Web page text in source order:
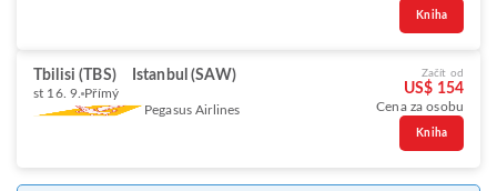
Kniha
Tbilisi (TBS) Istanbul (SAW)
st 16. 9. Přímý
Pegasus Airlines
Začít od
US$ 154
Cena za osobu
Kniha